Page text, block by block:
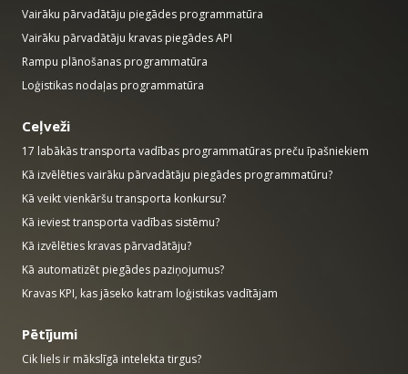
Vairāku pārvadātāju piegādes programmatūra
Vairāku pārvadātāju kravas piegādes API
Rampu plānošanas programmatūra
Loģistikas nodaļas programmatūra
Ceļveži
17 labākās transporta vadības programmatūras preču īpašniekiem
Kā izvēlēties vairāku pārvadātāju piegādes programmatūru?
Kā veikt vienkāršu transporta konkursu?
Kā ieviest transporta vadības sistēmu?
Kā izvēlēties kravas pārvadātāju?
Kā automatizēt piegādes paziņojumus?
Kravas KPI, kas jāseko katram loģistikas vadītājam
Pētījumi
Cik liels ir mākslīgā intelekta tirgus?